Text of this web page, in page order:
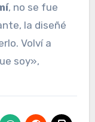
, no se fue
la diseñé
Volví a
soy»,